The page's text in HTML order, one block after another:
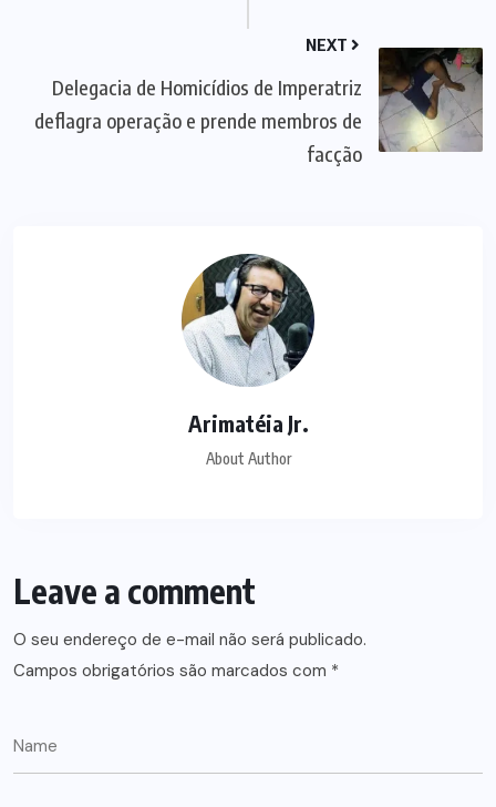
NEXT
Delegacia de Homicídios de Imperatriz
deflagra operação e prende membros de
facção
Arimatéia Jr.
About Author
Leave a comment
O seu endereço de e-mail não será publicado.
Campos obrigatórios são marcados com *